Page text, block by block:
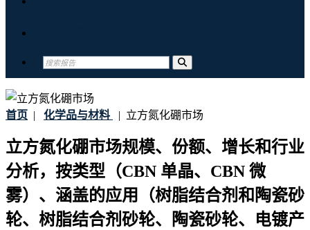
首页 | 化学品与材料 | 立方氮化硼市场
立方氮化硼市场规模、份额、增长和行业
分析，按类型（CBN 单晶、CBN 微
雾）、涵盖的应用（树脂结合剂和陶瓷砂
轮、树脂结合剂砂轮、陶瓷砂轮、电镀产